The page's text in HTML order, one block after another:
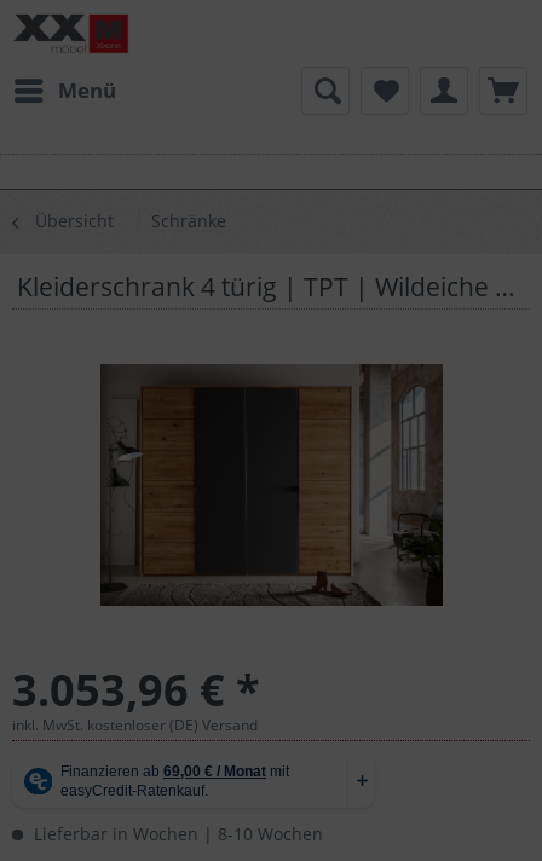
Menü
Übersicht Schränke
Kleiderschrank 4 türig | TPT | Wildeiche Massivholz Anthrazitglas | Z04
3.053,96 € *
inkl. MwSt. kostenloser (DE) Versand
Lieferbar in Wochen | 8-10 Wochen